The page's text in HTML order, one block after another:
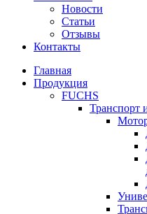
Новости
Статьи
Отзывы
Контакты
Главная
Продукция
FUCHS
Транспорт